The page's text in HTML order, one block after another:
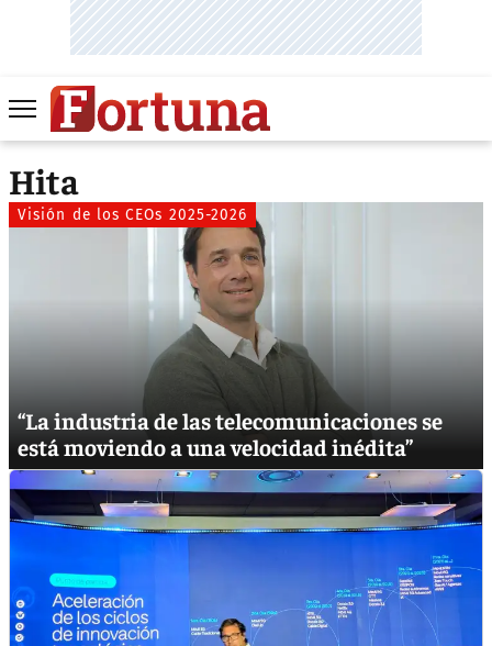
Hita
Visión de los CEOs 2025-2026
“La industria de las telecomunicaciones se
está moviendo a una velocidad inédita”